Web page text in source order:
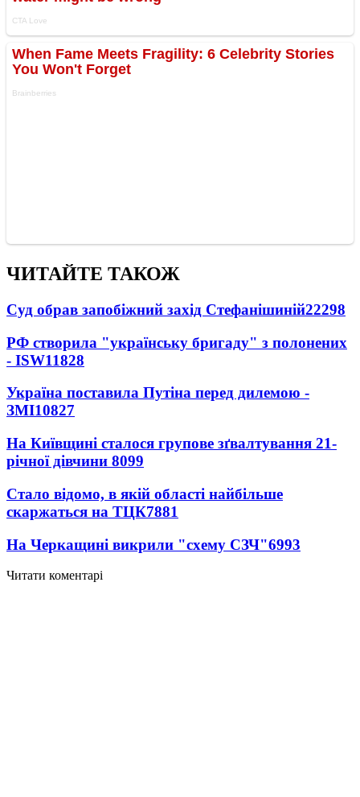
ЧИТАЙТЕ ТАКОЖ
Суд обрав запобіжний захід Стефанішиній22298
РФ створила "українську бригаду" з полонених
- ISW11828
Україна поставила Путіна перед дилемою -
ЗМІ10827
На Київщині сталося групове зґвалтування 21-
річної дівчини 8099
Стало відомо, в якій області найбільше
скаржаться на ТЦК7881
На Черкащині викрили "схему СЗЧ"6993
Читати коментарі